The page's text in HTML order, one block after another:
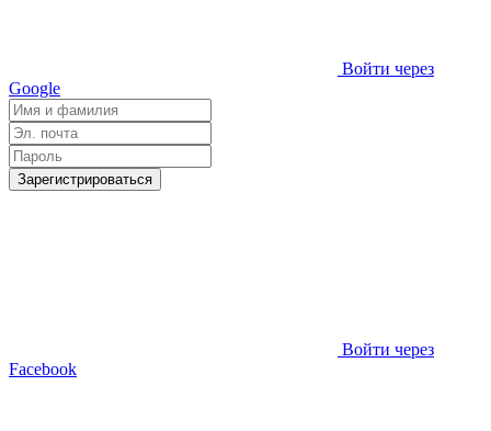
Войти через
Google
Зарегистрироваться
Войти через
Facebook